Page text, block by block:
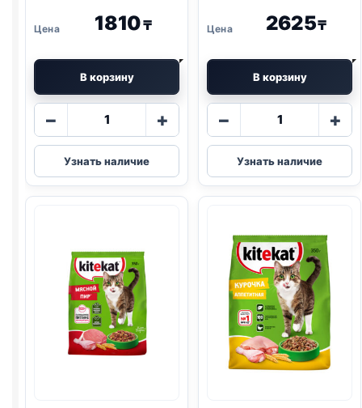
1810₸
В корзину
−
Количество
Kitekat
сух.
(МЯСНОЙ
+
Узнать наличие
2625₸
В корзину
−
Количество
Kitekat
сух.
(ТЕЛЯТИНКА)
+
Узнать наличие